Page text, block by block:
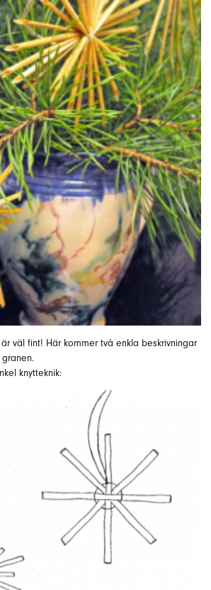
väl fint! Här kommer två enkla beskrivningar
knytteknik: